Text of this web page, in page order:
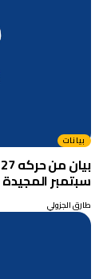
بيانات
سبتمبر المجيدة
طارق الجزولي